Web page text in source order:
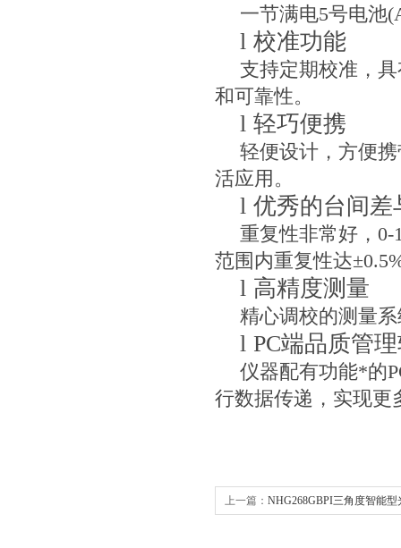
一节满电5号电池
l 校准功能
支持定期校准，
和可靠性。
l 轻巧便携
轻便设计，方便
活应用。
l 优秀的台间差
重复性非常好， 0-
范围内重复性达±
l 高精度测量
精心调校的测量
l PC端品质管
仪器配有功能*的
行数据传递，实现更
上一篇： NHG268GBPI三角度智能型